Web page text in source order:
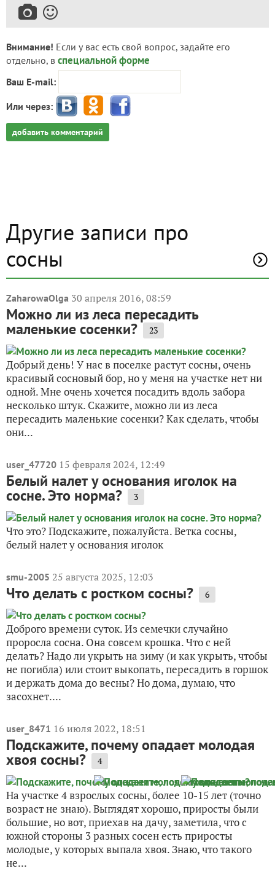
Внимание! Если у вас есть свой вопрос, задайте его
отдельно, в специальной форме
Ваш E-mail:
Или через:
добавить комментарий
Другие записи про
сосны
ZaharowaOlga 30 апреля 2016, 08:59
Можно ли из леса пересадить
маленькие сосенки? 23
Добрый день! У нас в поселке растут сосны, очень
красивый сосновый бор, но у меня на участке нет ни
одной. Мне очень хочется посадить вдоль забора
несколько штук. Скажите, можно ли из леса
пересадить маленькие сосенки? Как сделать, чтобы
они...
user_47720 15 февраля 2024, 12:49
Белый налет у основания иголок на
сосне. Это норма? 3
Что это? Подскажите, пожалуйста. Ветка сосны,
белый налет у основания иголок
smu-2005 25 августа 2025, 12:03
Что делать с ростком сосны? 6
Доброго времени суток. Из семечки случайно
проросла сосна. Она совсем крошка. Что с ней
делать? Надо ли укрыть на зиму (и как укрыть, чтобы
не погибла) или стоит выкопать, пересадить в горшок
и держать дома до весны? Но дома, думаю, что
засохнет....
user_8471 16 июля 2022, 18:51
Подскажите, почему опадает молодая
хвоя сосны? 4
На участке 4 взрослых сосны, более 10-15 лет (точно
возраст не знаю). Выглядят хорошо, приросты были
большие, но вот, приехав на дачу, заметила, что с
южной стороны 3 разных сосен есть приросты
молодые, у которых выпала хвоя. Знаю, что такого
не...